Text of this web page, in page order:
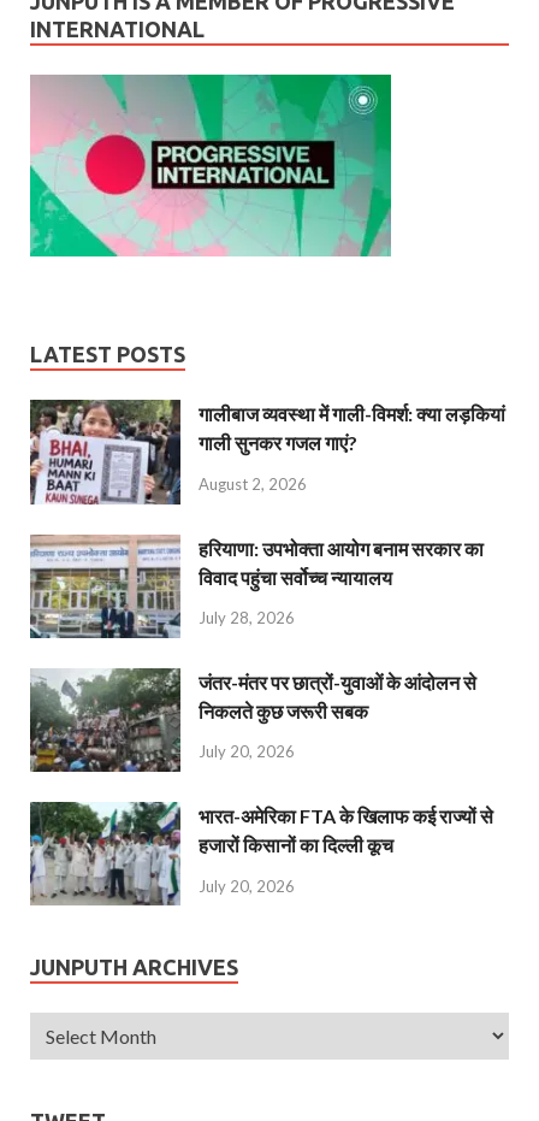
INTERNATIONAL
LATEST POSTS
गालीबाज व्‍यवस्‍था में गाली-विमर्श: क्या लड़कियां
गाली सुनकर गजल गाएं?
August 2, 2026
हरियाणा: उपभोक्ता आयोग बनाम सरकार का
विवाद पहुंचा सर्वोच्च न्यायालय
July 28, 2026
जंतर-मंतर पर छात्रों-युवाओं के आंदोलन से
निकलते कुछ जरूरी सबक
July 20, 2026
भारत-अमेरिका FTA के खिलाफ कई राज्यों से
हजारों किसानों का दिल्ली कूच
July 20, 2026
JUNPUTH ARCHIVES